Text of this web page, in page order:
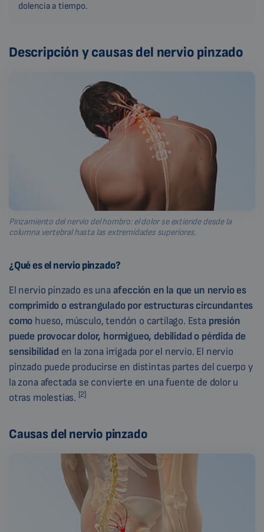
dolencia a tiempo.
Descripción y causas del nervio pinzado
Pinzamiento del nervio del hombro: el dolor se extiende desde la
columna vertebral hasta las extremidades superiores.
¿Qué es el nervio pinzado?
El nervio pinzado es unaafección en la que un nervio es
comprimido o estrangulado por estructuras circundantes
como hueso, músculo, tendón o cartílago. Esta presión
puede provocar dolor, hormigueo, debilidad o pérdida de
sensibilidaden la zona irrigada por el nervio. El nervio
pinzado puede producirse en distintas partes del cuerpo y
la zona afectada se convierte en una fuente de dolor u
otras molestias. [2]
Causas del nervio pinzado